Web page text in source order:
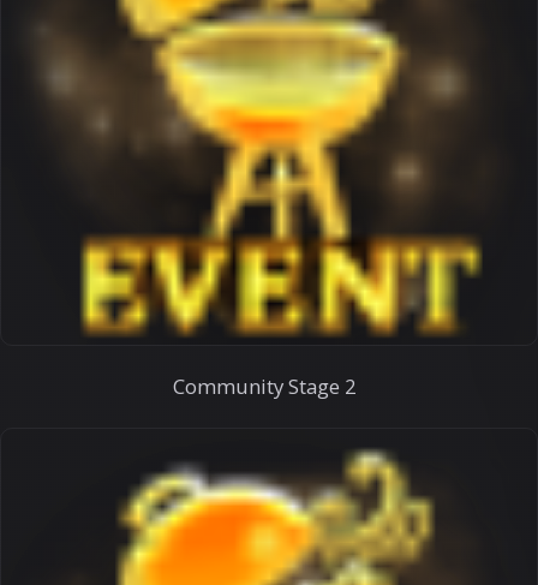
Community Stage 2